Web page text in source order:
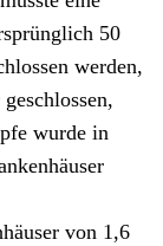
50
werden,
wurde in
von 1,6